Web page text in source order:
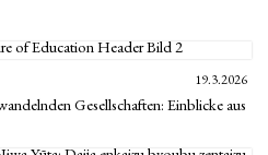
19.3.2026
Gesellschaften: Einblicke aus